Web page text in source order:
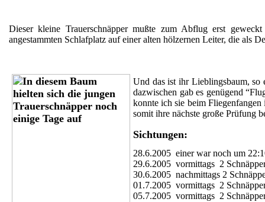
Dieser kleine Trauerschnäpper mußte zum Abflug erst
angestammten Schlafplatz auf einer alten hölzernen Leiter, die als
Und das ist ihr Lieblingsbaum, so
dazwischen gab es genügend
konnte ich sie beim
somit ihre nächste große Prüfung
Sichtungen:
28.6.2005 einer war noch um
29.6.2005 vormittags 2
30.6.2005 nachmittags 2
01.7.2005 vormittags 2
05.7.2005 vormittags 2